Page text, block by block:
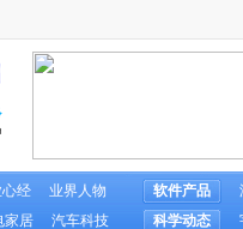
经
业界人物
家居 汽车科技
软件产品
科学动态